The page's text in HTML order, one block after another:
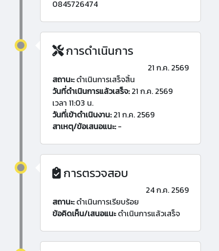
0845726474
การดำเนินการ
21 ก.ค. 2569
สถานะ:ดำเนินการเสร็จสิ้น
วันที่ดำเนินการแล้วเสร็จ:21 ก.ค. 2569
เวลา 11:03 น.
วันที่เข้าดำเนินงาน:21 ก.ค. 2569
สาเหตุ/ข้อเสนอแนะ:-
การตรวจสอบ
24 ก.ค. 2569
สถานะ:ดำเนินการเรียบร้อย
ข้อคิดเห็น/เสนอแนะดำเนินการแล้วเสร็จ